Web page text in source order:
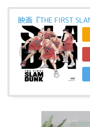
映画『THE FIRST